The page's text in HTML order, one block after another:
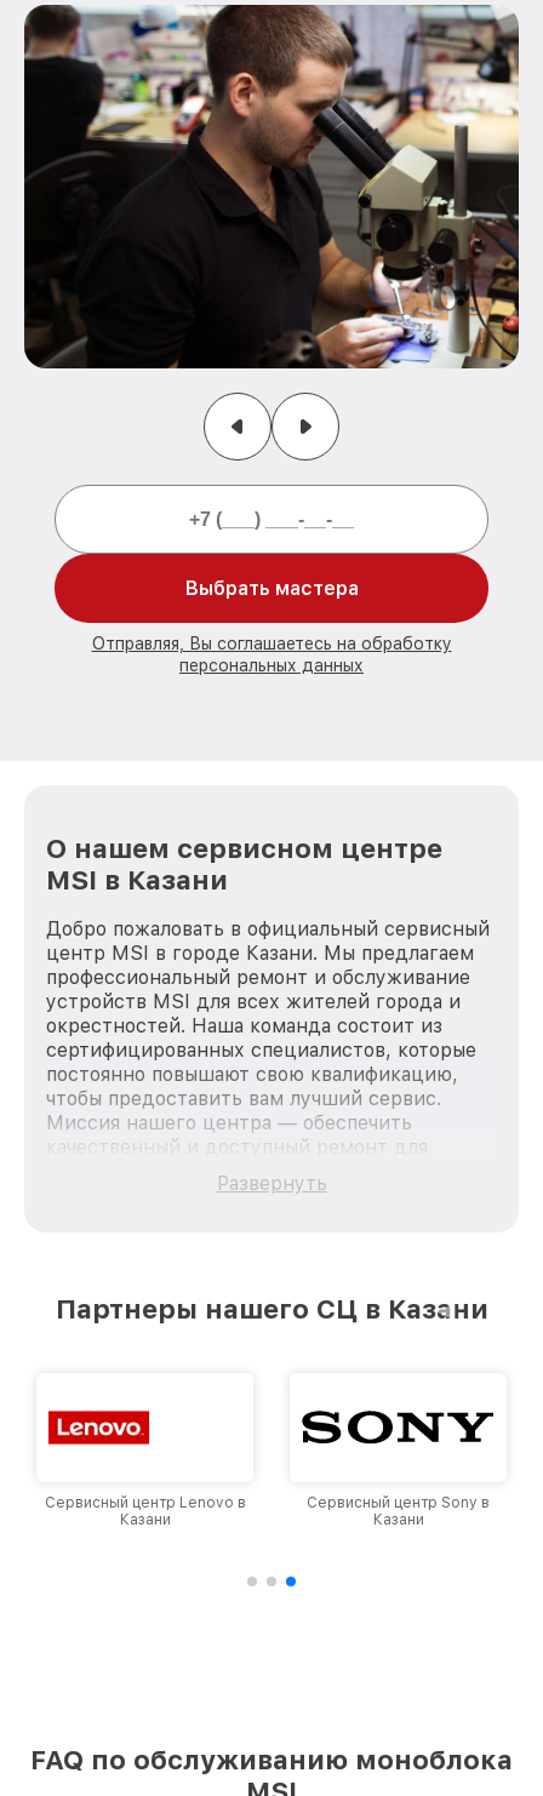
Выбрать мастера
Отправляя, Вы соглашаетесь на обработку
персональных данных
О нашем сервисном центре
MSI в Казани
Добро пожаловать в официальный сервисный
центр MSI в городе Казани. Мы предлагаем
профессиональный ремонт и обслуживание
устройств MSI для всех жителей города и
окрестностей. Наша команда состоит из
сертифицированных специалистов, которые
постоянно повышают свою квалификацию,
чтобы предоставить вам лучший сервис.
Миссия нашего центра — обеспечить
качественный и доступный ремонт для
каждого пользователя продукции MSI, вне
зависимости от сложности поломки. Мы
Казани, постоянно повышая уровень доверия
Развернуть
Партнеры нашего СЦ в Казани
Сервисный центр Lenovo в
Казани
Сервисный центр Sony в
Казани
FAQ по обслуживанию моноблока